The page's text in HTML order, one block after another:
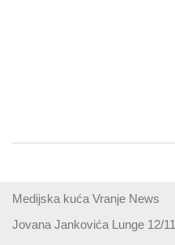
Medijska kuća Vranje News
Jovana Jankovića Lunge 12/11